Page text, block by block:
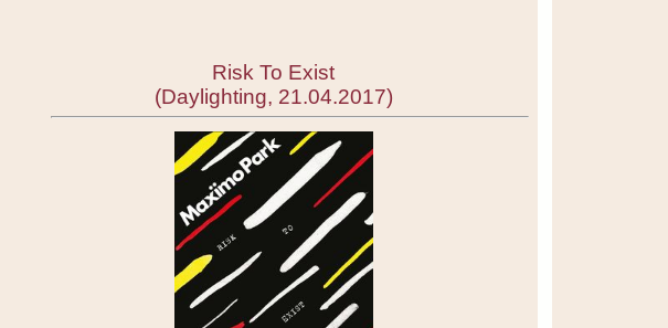
Risk To Exist
(Daylighting, 21.04.2017)